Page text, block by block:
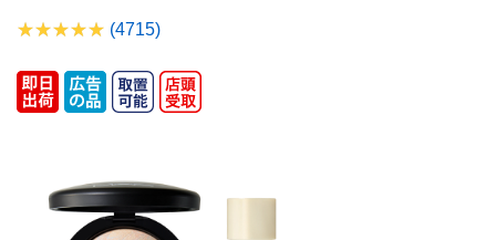
(4715)